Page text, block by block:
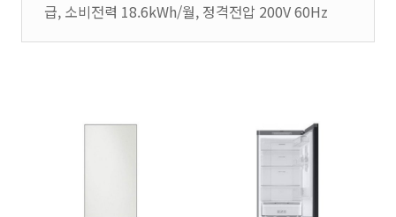
급, 소비전력 18.6kWh/월, 정격전압 200V 60Hz